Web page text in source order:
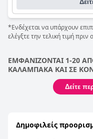
είναι
με χαμηλό
καθαρά και άνετα
*Ενδέχεται να υπάρχουν
ελέγξτε την τελική τιμή
ΕΜΦΑΝΙΖΟΝΤΑΙ 1-20
ΚΑΛΑΜΠΑΚΑ ΚΑΙ ΣΕ
Δείτε
Δημοφιλείς